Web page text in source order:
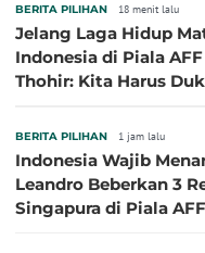
BERITA PILIHAN 18 menit lalu
Jelang Laga Hidup
Indonesia di Piala
Thohir: Kita Harus
BERITA PILIHAN 1 jam lalu
Indonesia Wajib
Leandro Beberkan 3
Singapura di Piala